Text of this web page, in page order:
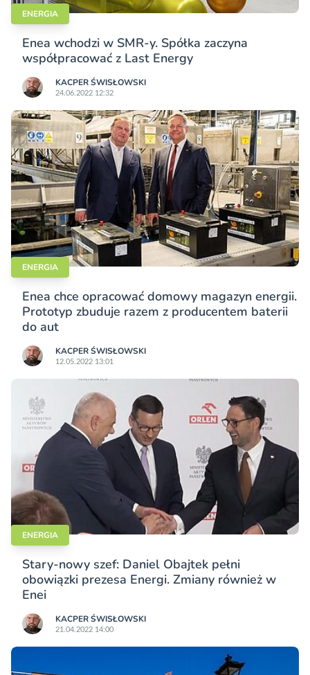
ENERGIA
Enea wchodzi w SMR-y. Spółka zaczyna
współpracować z Last Energy
KACPER ŚWISŁO­WSKI
24.06.2022 12:32
ENERGIA
Enea chce opracować domowy magazyn energii.
Prototyp zbuduje razem z producentem baterii
do aut
KACPER ŚWISŁO­WSKI
12.05.2022 13:01
ENERGIA
Stary-nowy szef: Daniel Obajtek pełni
obowiązki prezesa Energi. Zmiany również w
Enei
KACPER ŚWISŁO­WSKI
21.04.2022 14:00